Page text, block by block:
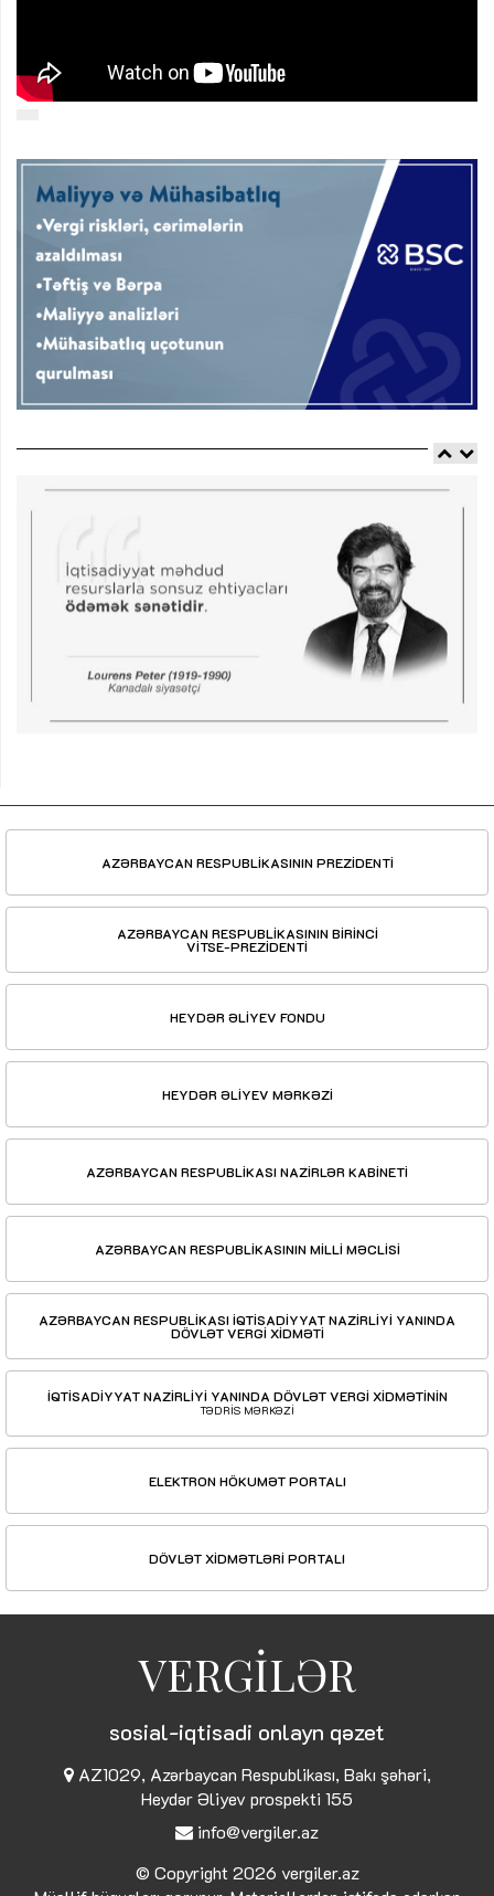
AZƏRBAYCAN RESPUBLİKASININ PREZİDENTİ
AZƏRBAYCAN RESPUBLİKASININ BİRİNCİ
VİTSE-PREZİDENTİ
HEYDƏR ƏLİYEV FONDU
HEYDƏR ƏLİYEV MƏRKƏZİ
AZƏRBAYCAN RESPUBLİKASI NAZİRLƏR KABİNETİ
AZƏRBAYCAN RESPUBLİKASININ MİLLİ MƏCLİSİ
AZƏRBAYCAN RESPUBLİKASI İQTİSADİYYAT NAZİRLİYİ YANINDA
DÖVLƏT VERGİ XİDMƏTİ
İQTİSADİYYAT NAZİRLİYİ YANINDA DÖVLƏT VERGİ XİDMƏTİNİN
TƏDRİS MƏRKƏZİ
ELEKTRON HÖKUMƏT PORTALI
DÖVLƏT XİDMƏTLƏRİ PORTALI
VERGİLƏR
sosial-iqtisadi onlayn qəzet
AZ1029, Azərbaycan Respublikası, Bakı şəhəri,
Heydər Əliyev prospekti 155
info@vergiler.az
© Copyright 2026 vergiler.az